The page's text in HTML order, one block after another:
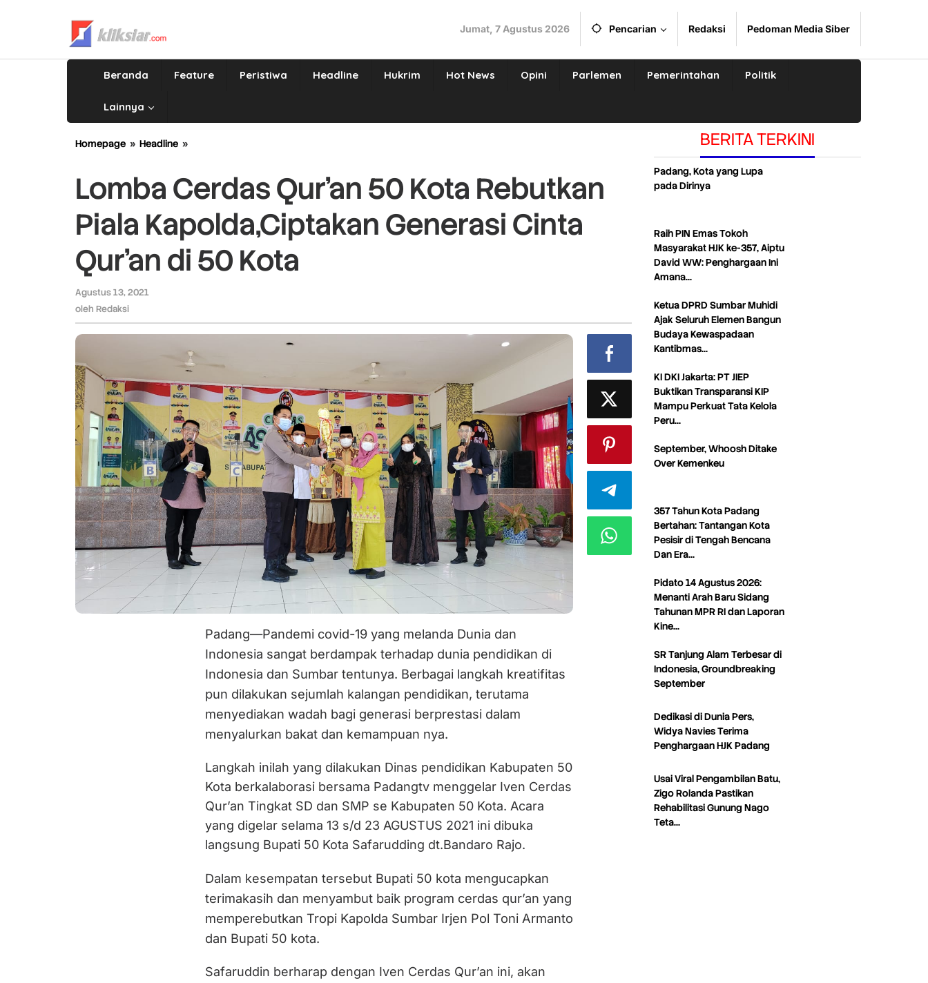
Jumat, 7 Agustus 2026 Pencarian Redaksi Pedoman Media Siber
Beranda Feature Peristiwa Headline Hukrim Hot News Opini Parlemen Pemerintahan Politik
Lainnya
Homepage » Headline »
50
Kota
Rebutkan
Piala
Generasi
Cinta
Kota
Lomba Cerdas Qur’an 50 Kota Rebutkan
Piala Kapolda,Ciptakan Generasi Cinta
Qur’an di 50 Kota
Agustus 13, 2021
oleh Redaksi
Padang—Pandemi covid-19 yang melanda Dunia dan
Indonesia sangat berdampak terhadap dunia pendidikan di
Indonesia dan Sumbar tentunya. Berbagai langkah kreatifitas
pun dilakukan sejumlah kalangan pendidikan, terutama
menyediakan wadah bagi generasi berprestasi dalam
menyalurkan bakat dan kemampuan nya.
Langkah inilah yang dilakukan Dinas pendidikan Kabupaten 50
Kota berkalaborasi bersama Padangtv menggelar Iven Cerdas
Qur’an Tingkat SD dan SMP se Kabupaten 50 Kota. Acara
yang digelar selama 13 s/d 23 AGUSTUS 2021 ini dibuka
langsung Bupati 50 Kota Safarudding dt.Bandaro Rajo.
Dalam kesempatan tersebut Bupati 50 kota mengucapkan
terimakasih dan menyambut baik program cerdas qur’an yang
memperebutkan Tropi Kapolda Sumbar Irjen Pol Toni Armanto
dan Bupati 50 kota.
Safaruddin berharap dengan Iven Cerdas Qur’an ini, akan
BERITA TERKINI
Padang, Kota yang Lupa
pada Dirinya
Raih PIN Emas Tokoh
Masyarakat HJK ke-357, Aiptu
David WW: Penghargaan Ini
Amana…
Ketua DPRD Sumbar Muhidi
Ajak Seluruh Elemen Bangun
Budaya Kewaspadaan
Kantibmas…
KI DKI Jakarta: PT JIEP
Buktikan Transparansi KIP
Mampu Perkuat Tata Kelola
Peru…
September, Whoosh Ditake
Over Kemenkeu
357 Tahun Kota Padang
Bertahan: Tantangan Kota
Pesisir di Tengah Bencana
Dan Era…
Pidato 14 Agustus 2026:
Menanti Arah Baru Sidang
Tahunan MPR RI dan Laporan
Kine…
SR Tanjung Alam Terbesar di
Indonesia, Groundbreaking
September
Dedikasi di Dunia Pers,
Widya Navies Terima
Penghargaan HJK Padang
Usai Viral Pengambilan Batu,
Zigo Rolanda Pastikan
Rehabilitasi Gunung Nago
Teta…